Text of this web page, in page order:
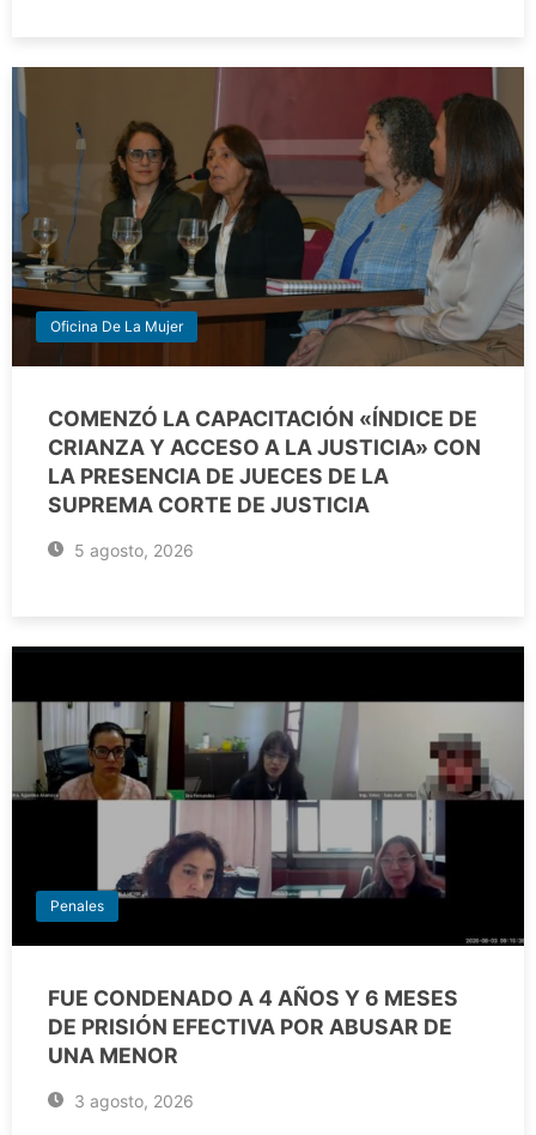
Oficina De La Mujer
COMENZÓ LA CAPACITACIÓN «ÍNDICE DE
CRIANZA Y ACCESO A LA JUSTICIA» CON
LA PRESENCIA DE JUECES DE LA
SUPREMA CORTE DE JUSTICIA
5 agosto, 2026
Penales
FUE CONDENADO A 4 AÑOS Y 6 MESES
DE PRISIÓN EFECTIVA POR ABUSAR DE
UNA MENOR
3 agosto, 2026